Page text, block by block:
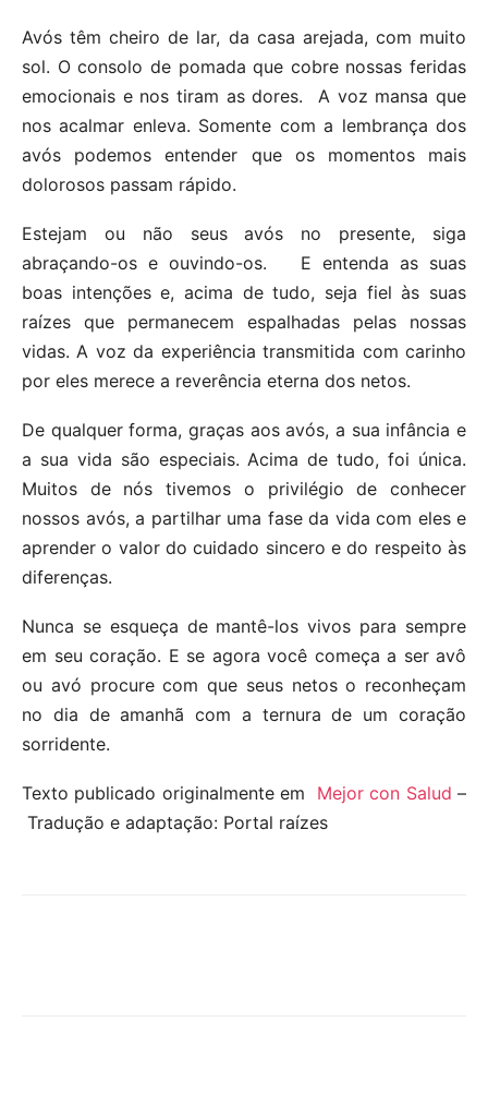
Avós têm cheiro de lar, da casa arejada, com muito
sol. O consolo de pomada que cobre nossas feridas
emocionais e nos tiram as dores. A voz mansa que
nos acalmar enleva. Somente com a lembrança dos
avós podemos entender que os momentos mais
dolorosos passam rápido.
Estejam ou não seus avós no presente, siga
abraçando-os e ouvindo-os. E entenda as suas
boas intenções e, acima de tudo, seja fiel às suas
raízes que permanecem espalhadas pelas nossas
vidas. A voz da experiência transmitida com carinho
por eles merece a reverência eterna dos netos.
De qualquer forma, graças aos avós, a sua infância e
a sua vida são especiais. Acima de tudo, foi única.
Muitos de nós tivemos o privilégio de conhecer
nossos avós, a partilhar uma fase da vida com eles e
aprender o valor do cuidado sincero e do respeito às
diferenças.
Nunca se esqueça de mantê-los vivos para sempre
em seu coração. E se agora você começa a ser avô
ou avó procure com que seus netos o reconheçam
no dia de amanhã com a ternura de um coração
sorridente.
Texto publicado originalmente em Mejor con Salud –
Tradução e adaptação: Portal raízes